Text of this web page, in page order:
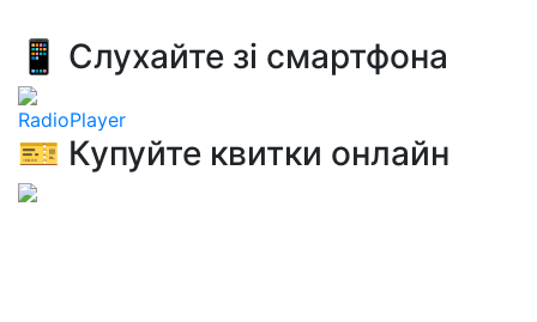
📱 Слухайте зі смартфона
RadioPlayer
🎫 Купуйте квитки онлайн